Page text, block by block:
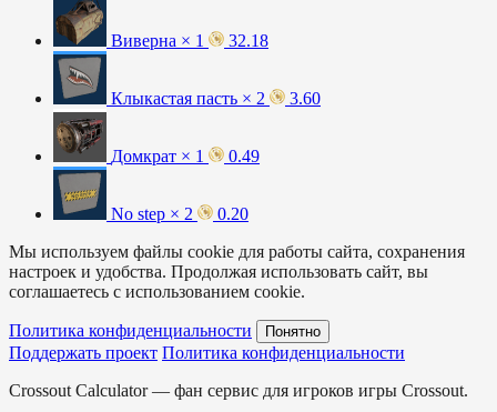
Виверна × 1 32.18
Клыкастая пасть × 2 3.60
Домкрат × 1 0.49
No step × 2
0.20
Мы используем файлы cookie для работы сайта, сохранения
настроек и удобства. Продолжая использовать сайт, вы
соглашаетесь с использованием cookie.
Политика конфиденциальности Понятно
Поддержать проект Политика конфиденциальности
Crossout Calculator — фан сервис для игроков игры Crossout.